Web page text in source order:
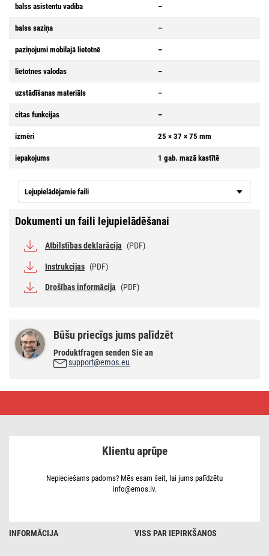
balss asistentu vadība –
balss saziņa –
paziņojumi mobilajā lietotnē –
lietotnes valodas –
uzstādīšanas materiāls –
citas funkcijas –
izmēri 25 × 37 × 75 mm
iepakojums 1 gab. mazā kastītē
Lejupielādējamie faili
Dokumenti un faili lejupielādēšanai
Atbilstības deklarācija (PDF)
Instrukcijas (PDF)
Drošības informācija (PDF)
Būšu priecīgs jums palīdzēt
Produktfragen senden Sie an
support@emos.eu
INFORMĀCIJA VISS PAR IEPIRKŠANOS
Klientu aprūpe
Nepieciešams padoms? Mēs esam šeit, lai jums palīdzētu
info@emos.lv.